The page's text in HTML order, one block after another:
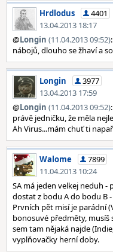
Hrdlodus
4401
13.04.2013 18:17
@Longin (11.04.2013 09:52)
nábojů, dlouho se žhaví a
Longin
3977
13.04.2013 17:59
@Longin (11.04.2013 09:52)
právě jedničku, že měla
Ah Virus...mám chuť ti
Walome
7899
11.04.2013 10:24
SA má jeden velkej neduh -
dostat z bodu A do bodu B
Prvních pět misí je parádní
bonosuvé předměty, musíš
sem tam nějaká najde
vyplňovačky herní doby.